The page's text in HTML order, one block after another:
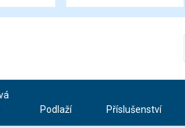
Podlaží Příslušenství